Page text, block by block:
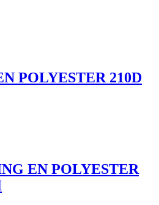
POLYESTER 210D
EN POLYESTER